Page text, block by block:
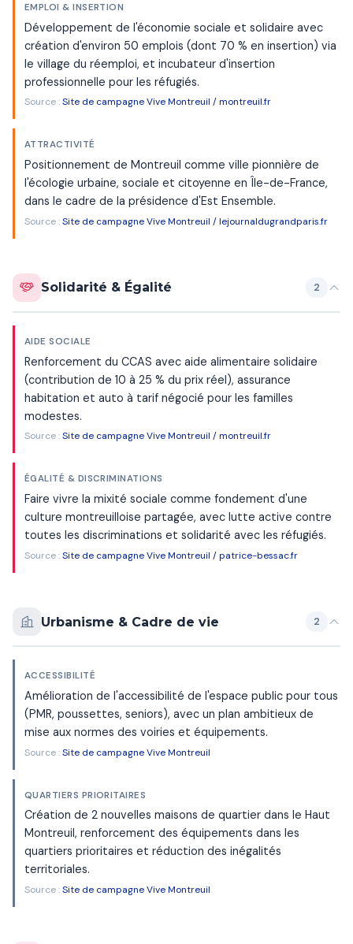
EMPLOI & INSERTION
Développement de l'économie sociale et solidaire avec
création d'environ 50 emplois (dont 70 % en insertion) via
le village du réemploi, et incubateur d'insertion
professionnelle pour les réfugiés.
Source :Site de campagne Vive Montreuil / montreuil.fr
ATTRACTIVITÉ
Positionnement de Montreuil comme ville pionnière de
l'écologie urbaine, sociale et citoyenne en Île-de-France,
dans le cadre de la présidence d'Est Ensemble.
Source :Site de campagne Vive Montreuil / lejournaldugrandparis.fr
Solidarité & Égalité 2
AIDE SOCIALE
Renforcement du CCAS avec aide alimentaire solidaire
(contribution de 10 à 25 % du prix réel), assurance
habitation et auto à tarif négocié pour les familles
modestes.
Source :Site de campagne Vive Montreuil / montreuil.fr
ÉGALITÉ & DISCRIMINATIONS
Faire vivre la mixité sociale comme fondement d'une
culture montreuilloise partagée, avec lutte active contre
toutes les discriminations et solidarité avec les réfugiés.
Source :Site de campagne Vive Montreuil / patrice-bessac.fr
Urbanisme & Cadre de vie 2
ACCESSIBILITÉ
Amélioration de l'accessibilité de l'espace public pour tous
(PMR, poussettes, seniors), avec un plan ambitieux de
mise aux normes des voiries et équipements.
Source :Site de campagne Vive Montreuil
QUARTIERS PRIORITAIRES
Création de 2 nouvelles maisons de quartier dans le Haut
Montreuil, renforcement des équipements dans les
quartiers prioritaires et réduction des inégalités
territoriales.
Source :Site de campagne Vive Montreuil